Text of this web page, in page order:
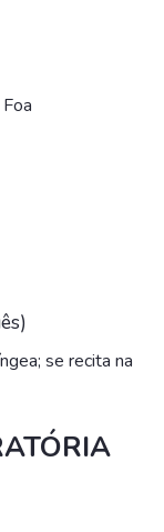
se recita na